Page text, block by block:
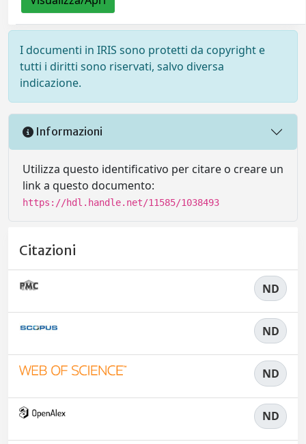
I documenti in IRIS sono protetti da copyright e
tutti i diritti sono riservati, salvo diversa
indicazione.
Informazioni
Utilizza questo identificativo per citare o creare un
link a questo documento:
https://hdl.handle.net/11585/1038493
Citazioni
ND
ND
ND
ND